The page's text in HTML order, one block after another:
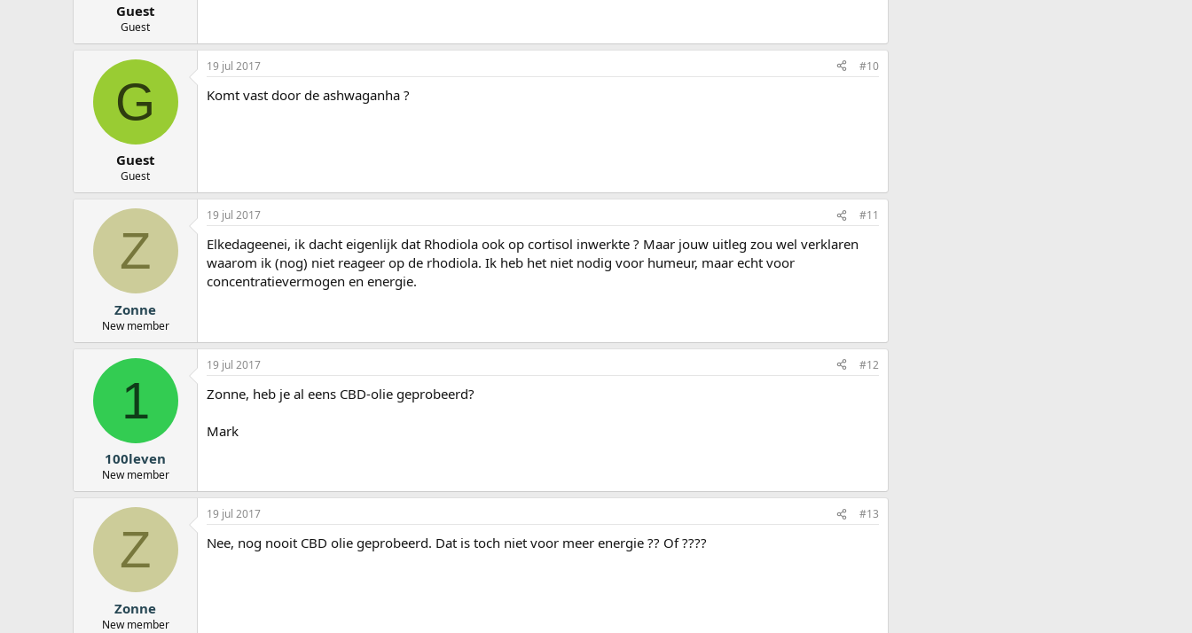
Guest
Guest
G
Guest
Guest
19 jul 2017 #10
Komt vast door de ashwaganha ?
Z
Zonne
New member
19 jul 2017 #11
Elkedageenei, ik dacht eigenlijk dat Rhodiola ook op cortisol inwerkte ? Maar jouw uitleg zou wel verklaren
waarom ik (nog) niet reageer op de rhodiola. Ik heb het niet nodig voor humeur, maar echt voor
concentratievermogen en energie.
1
100leven
New member
19 jul 2017 #12
Zonne, heb je al eens CBD-olie geprobeerd?
Mark
Z
Zonne
New member
19 jul 2017 #13
Nee, nog nooit CBD olie geprobeerd. Dat is toch niet voor meer energie ?? Of ????